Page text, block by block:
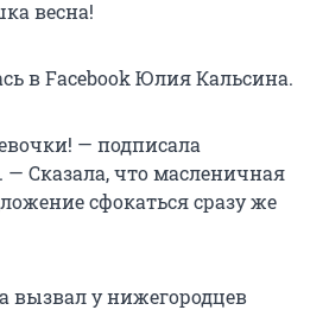
весна!
в Facebook Юлия Кальсина.
— подписала
Сказала, что масленичная
сфокаться сразу же
вызвал у нижегородцев